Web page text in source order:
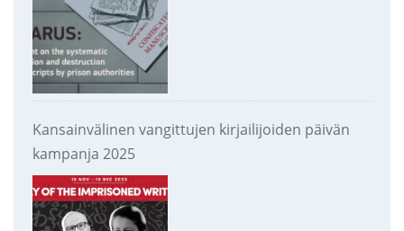
Kansainvälinen vangittujen kirjailijoiden päivän
kampanja 2025